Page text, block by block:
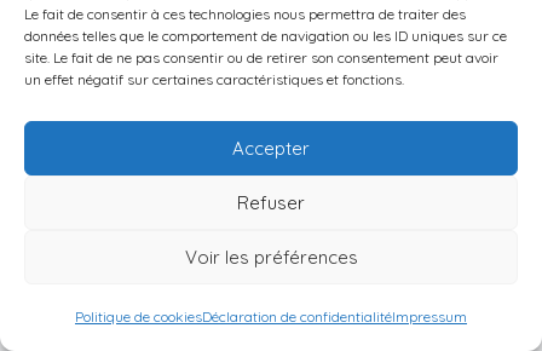
Le fait de consentir à ces technologies nous permettra de traiter des
données telles que le comportement de navigation ou les ID uniques sur ce
site. Le fait de ne pas consentir ou de retirer son consentement peut avoir
un effet négatif sur certaines caractéristiques et fonctions.
Accepter
Refuser
Voir les préférences
Politique de cookiesDéclaration de confidentialitéImpressum
flexibilité et l’adaptabilité sont essentielles pour
établir des relations fructueuses.
À retenir :
Naviguer efficacement dans le contexte
professionnel philippin requiert de
hiérarchiques, politesse formelle, sens du